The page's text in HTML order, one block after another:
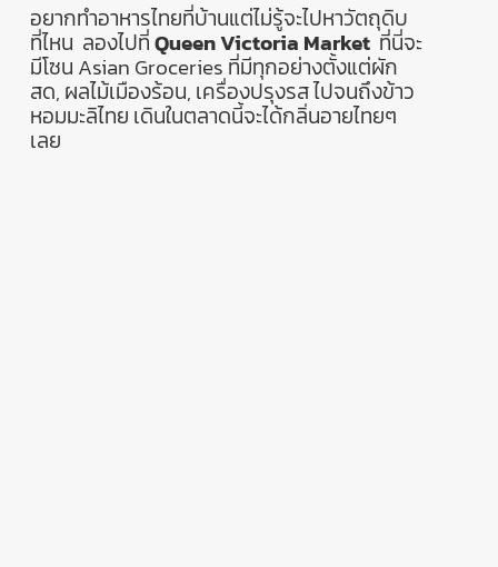
อยากทำอาหารไทยที่บ้านแต่ไม่รู้จะไปหาวัตถุดิบ
ที่ไหน ลองไปที่Queen Victoria Market ที่นี่จะ
มีโซน Asian Groceries ที่มีทุกอย่างตั้งแต่ผัก
สด, ผลไม้เมืองร้อน, เครื่องปรุงรส ไปจนถึงข้าว
หอมมะลิไทย เดินในตลาดนี้จะได้กลิ่นอายไทยๆ
เลย